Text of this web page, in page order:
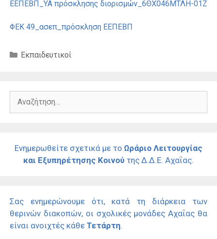
ΕΕΠΕΒΠ_ΥΑ πρόσκλησης διορισμών_6ΘΧ046ΜΤΛΗ-01Ζ
ΦΕΚ 49_ασεπ_πρόσκληση ΕΕΠΕΒΠ
Κατηγορίες
Εκπαιδευτικοί
Αναζήτηση
Ενημερωθείτε σχετικά με το Ωράριο Λειτουργίας
και Εξυπηρέτησης Κοινού της Δ.Δ.Ε. Αχαΐας.
Σας ενημερώνουμε ότι, κατά τη διάρκεια των
θερινών διακοπών, οι σχολικές μονάδες Αχαΐας θα
είναι ανοιχτές κάθε Τετάρτη.